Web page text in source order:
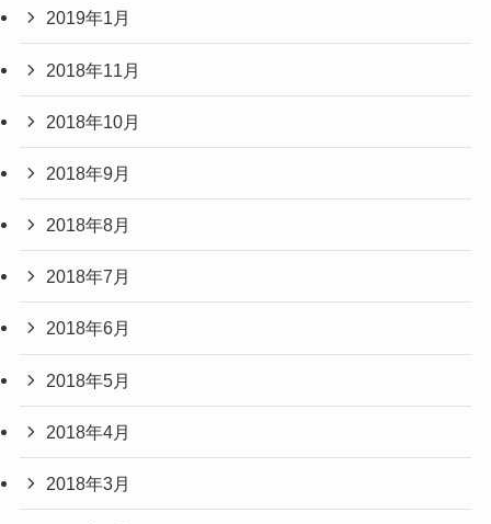
2019年1月
2018年11月
2018年10月
2018年9月
2018年8月
2018年7月
2018年6月
2018年5月
2018年4月
2018年3月